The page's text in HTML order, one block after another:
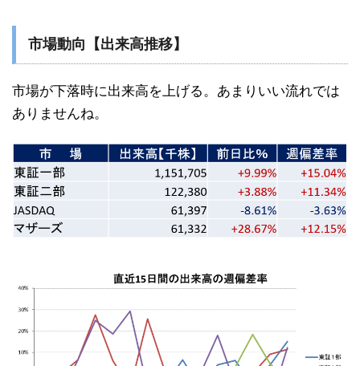
市場動向【出来高推移】
市場が下落時に出来高を上げる。あまりいい流れでは
ありませんね。